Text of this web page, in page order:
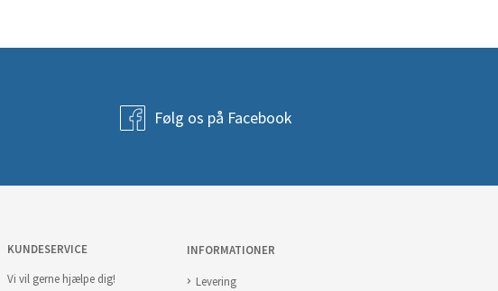
Følg os på Facebook
KUNDESERVICE
Vi vil gerne hjælpe dig!
INFORMATIONER
Levering